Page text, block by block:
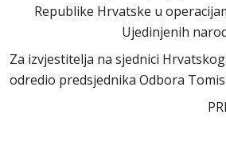
Republike Hrvatske u
Ujedinjenih
Za izvjestitelja na sjednici
odredio predsjednika Odbora